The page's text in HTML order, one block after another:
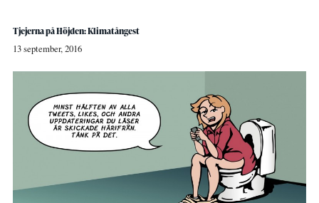
Tjejerna på Höjden: Klimatångest
13 september, 2016